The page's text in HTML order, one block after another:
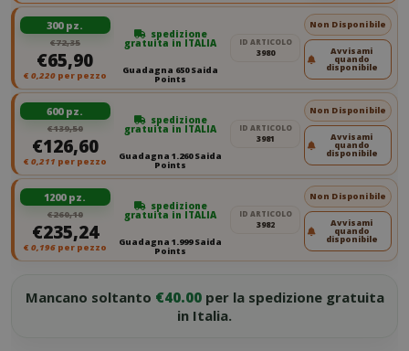
300 pz.
€72,35
€65,90
€ 0,220per pezzo
spedizione
gratuita in ITALIA
Guadagna 650 Saida
Points
ID ARTICOLO
3980
Non Disponibile
Avvisami
quando
disponibile
600 pz.
€139,50
€126,60
€ 0,211 per pezzo
spedizione
gratuita in ITALIA
Guadagna 1.260 Saida
Points
ID ARTICOLO
3981
Non Disponibile
Avvisami
quando
disponibile
1200 pz.
€260,10
€235,24
€ 0,196per pezzo
spedizione
gratuita in ITALIA
Guadagna 1.999 Saida
Points
ID ARTICOLO
3982
Non Disponibile
Avvisami
quando
disponibile
Mancano soltanto €40.00per la spedizione gratuita
in Italia.